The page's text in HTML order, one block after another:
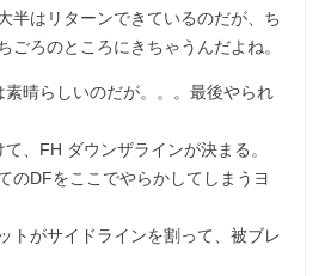
半はリターンできているのだが、ち
ごろのところにきちゃうんだよね。
晴らしいのだが。。。最後やられ
、FH ダウンザラインが決まる。
のDFをここでやらかしてしまうヨ
トがサイドラインを割って、被ブレ